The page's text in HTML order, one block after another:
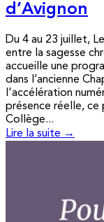
d’Avignon
Du 4 au 23 juillet,
entre la sagesse
accueille une
dans l’ancienne
l'accélération
présence réelle,
Collège...
Lire la suite →